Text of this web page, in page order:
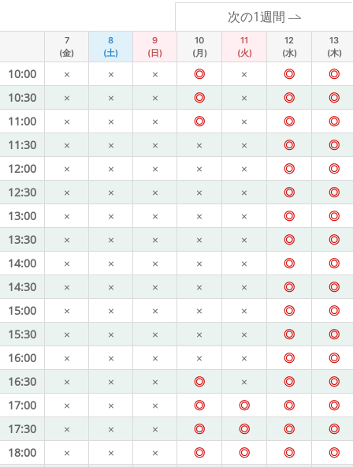
次の1週間
7
(金)
8
(土)
9
(日)
10
(月)
11
(火)
12
(水)
13
(木)
10:00 × × × ◎ × ◎
◎
10:30
× × × ◎ × ◎
◎
11:00
× × × ◎ × ◎
◎
11:30
× × × × × ◎
◎
12:00
× × × × × ◎
◎
12:30
× × × × × ◎
◎
13:00
× × × × × ◎
◎
13:30
× × × × × ◎
◎
14:00
× × × × × ◎
◎
14:30
× × × × × ◎
◎
15:00
× × × × × ◎
◎
15:30
× × × × × ◎
◎
16:00
× × × × × ◎
◎
16:30
× × × ◎ × ◎
◎
17:00
× × × ◎ ◎ ◎
◎
17:30
× × × ◎ ◎ ◎
◎
18:00
× × × ◎ ◎ ◎
◎